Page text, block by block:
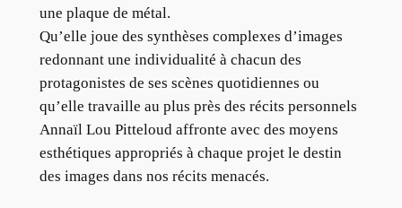
une plaque de métal.
Qu’elle joue des synthèses complexes d’images
redonnant une individualité à chacun des
protagonistes de ses scènes quotidiennes ou
qu’elle travaille au plus près des récits personnels
Annaïl Lou Pitteloud affronte avec des moyens
esthétiques appropriés à chaque projet le destin
des images dans nos récits menacés.